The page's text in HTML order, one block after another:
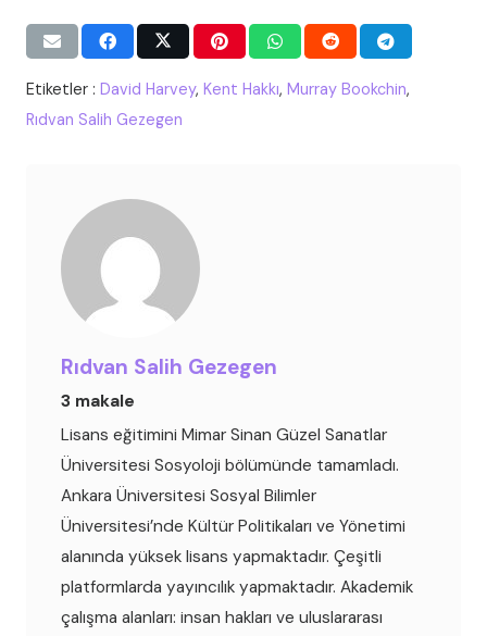
Etiketler : David Harvey, Kent Hakkı, Murray Bookchin,
Rıdvan Salih Gezegen
Rıdvan Salih Gezegen
3 makale
Lisans eğitimini Mimar Sinan Güzel Sanatlar
Üniversitesi Sosyoloji bölümünde tamamladı.
Ankara Üniversitesi Sosyal Bilimler
Üniversitesi’nde Kültür Politikaları ve Yönetimi
alanında yüksek lisans yapmaktadır. Çeşitli
platformlarda yayıncılık yapmaktadır. Akademik
çalışma alanları: insan hakları ve uluslararası